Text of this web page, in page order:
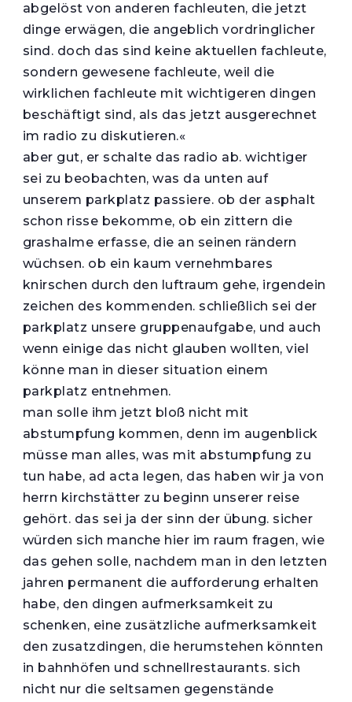
abgelöst von anderen fachleuten, die jetzt
dinge erwägen, die angeblich vordringlicher
sind. doch das sind keine aktuellen fachleute,
sondern gewesene fachleute, weil die
wirklichen fachleute mit wichtigeren dingen
beschäftigt sind, als das jetzt ausgerechnet
im radio zu diskutieren.«
aber gut, er schalte das radio ab. wichtiger
sei zu beobachten, was da unten auf
unserem parkplatz passiere. ob der asphalt
schon risse bekomme, ob ein zittern die
grashalme erfasse, die an seinen rändern
wüchsen. ob ein kaum vernehmbares
knirschen durch den luftraum gehe, irgendein
zeichen des kommenden. schließlich sei der
parkplatz unsere gruppenaufgabe, und auch
wenn einige das nicht glauben wollten, viel
könne man in dieser situation einem
parkplatz entnehmen.
man solle ihm jetzt bloß nicht mit
abstumpfung kommen, denn im augenblick
müsse man alles, was mit abstumpfung zu
tun habe, ad acta legen, das haben wir ja von
herrn kirchstätter zu beginn unserer reise
gehört. das sei ja der sinn der übung. sicher
würden sich manche hier im raum fragen, wie
das gehen solle, nachdem man in den letzten
jahren permanent die aufforderung erhalten
habe, den dingen aufmerksamkeit zu
schenken, eine zusätzliche aufmerksamkeit
den zusatzdingen, die herumstehen könnten
in bahnhöfen und schnellrestaurants. sich
nicht nur die seltsamen gegenstände